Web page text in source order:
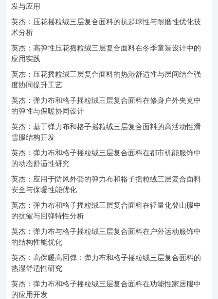
发与应用
英杰：压花摇粒绒三层复合面料的抗起球性与耐磨性优化技
术分析
英杰：高弹性压花摇粒绒三层复合面料在冬季童装设计中的
应用实践
英杰：压花摇粒绒三层复合面料的热湿舒适性与层间结合强
度协同提升工艺
英杰：弹力布和格子摇粒绒三层复合面料在修身户外夹克中
的弹性与保暖协同设计
英杰：基于弹力布和格子摇粒绒三层复合面料的高活动性滑
雪服结构开发
英杰：弹力布和格子摇粒绒三层复合面料在都市机能服饰中
的动态舒适性研究
英杰：应用于防风外套的弹力布和格子摇粒绒三层复合面料
安全与保暖性能优化
英杰：弹力布和格子摇粒绒三层复合面料在轻量化登山服中
的抗皱与回弹特性分析
英杰：弹力布与格子摇粒绒三层复合面料在户外运动服饰中
的结构性能优化
英杰：高保暖高回弹：弹力布和格子摇粒绒三层复合面料的
热湿舒适性研究
英杰：弹力布和格子摇粒绒三层复合面料在功能性家居服中
的应用开发